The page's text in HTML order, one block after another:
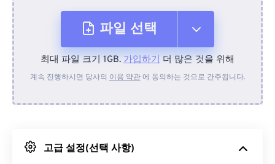
파일 선택
장치에서
Google 드라이브에서
최대 파일 크기 1GB. 가입하기 더 많은 것을 위해
계속 진행하시면 당사의 이용 약관에 동의하는 것으로 간주됩니다.
고급 설정(선택 사항)